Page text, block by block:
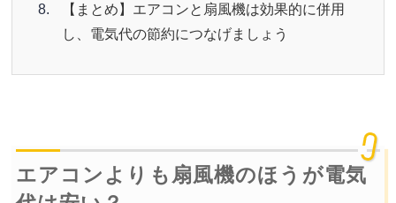
【まとめ】エアコンと扇風機は効果的に併用
し、電気代の節約につなげましょう
エアコンよりも扇風機のほうが電気